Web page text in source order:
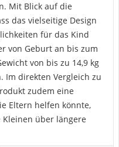
Mit Blick auf die
das vielseitige Design
für das Kind
von Geburt an bis zum
von bis zu 14,9 kg
Im direkten Vergleich zu
zudem eine
Eltern helfen könnte,
über längere